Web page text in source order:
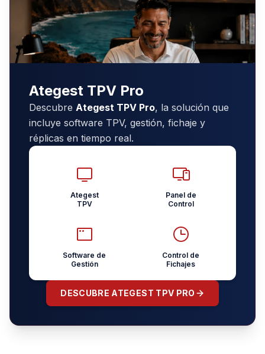
Ategest TPV Pro
Descubre Ategest TPV Pro, la solución que
incluye software TPV, gestión, fichaje y
réplicas en tiempo real.
Ategest
TPV
Panel de
Control
Software de
Gestión
Control de
Fichajes
DESCUBRE ATEGEST TPV PRO